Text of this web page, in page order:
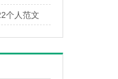
个人范文